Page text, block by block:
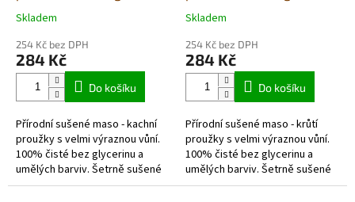
(sáček)- kachna
Průměrné
produktu
je
hvězdiček.
Skladem
254 Kč bez DPH
284 Kč
Do košíku
Přírodní sušené maso - kachní
proužky s velmi výraznou vůní.
100% čisté bez glycerinu a
umělých barviv. Šetrně sušené
vzduchem v potravinářské
(sáček)- krůta
Průměrné
produktu
je
hvězdiček.
Skladem
254 Kč bez DPH
284 Kč
Do košíku
Přírodní sušené maso - krůtí
proužky s velmi výraznou vůní.
100% čisté bez glycerinu a
umělých barviv. Šetrně sušené
vzduchem v potravinářské